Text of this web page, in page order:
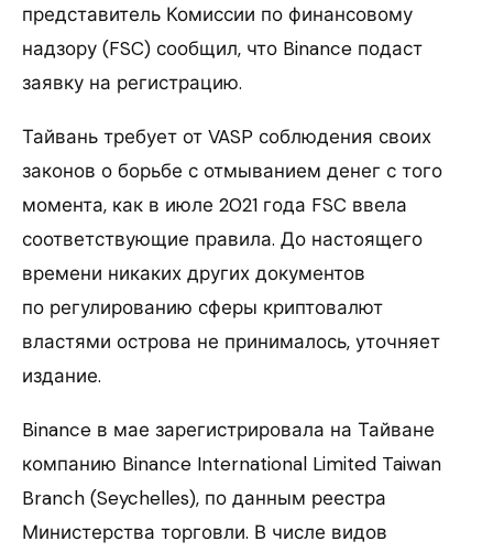
представитель Комиссии по финансовому
надзору (FSC) сообщил, что Binance подаст
заявку на регистрацию.
Тайвань требует от VASP соблюдения своих
законов о борьбе с отмыванием денег с того
момента, как в июле 2021 года FSC ввела
соответствующие правила. До настоящего
времени никаких других документов
по регулированию сферы криптовалют
властями острова не принималось, уточняет
издание.
Binance в мае зарегистрировала на Тайване
компанию Binance International Limited Taiwan
Branch (Seychelles), по данным реестра
Министерства торговли. В числе видов